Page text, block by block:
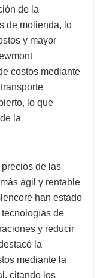
de la
de molienda, lo
y mayor
costos mediante
lo que
la
de las
ágil y rentable
han estado
de
y reducir
la
mediante la
citando los